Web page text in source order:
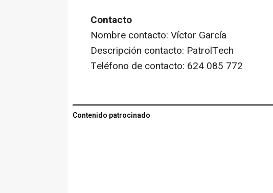
Contacto
Nombre contacto: Víctor García
Descripción contacto: PatrolTech
Teléfono de contacto: 624 085 772
Contenido patrocinado